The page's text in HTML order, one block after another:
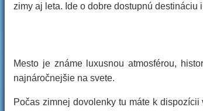
zimy aj leta. Ide o dobre dostupnú destináciu
Mesto je známe luxusnou atmosférou,
najnáročnejšie na svete.
Počas zimnej dovolenky tu máte k